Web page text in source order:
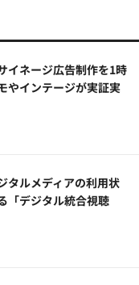
イネージ広告制作を1時
やインテージが実証実
タルメディアの利用状
「デジタル統合視聴